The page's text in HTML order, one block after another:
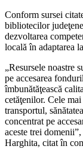
Conform sursei
bibliotecilor
dezvoltarea
locală în adaptarea
„Resursele noastre
pe accesarea
îmbunătăţească
cetăţenilor. Cele
transportul,
concentrat pe
aceste trei
Harghita, citat în